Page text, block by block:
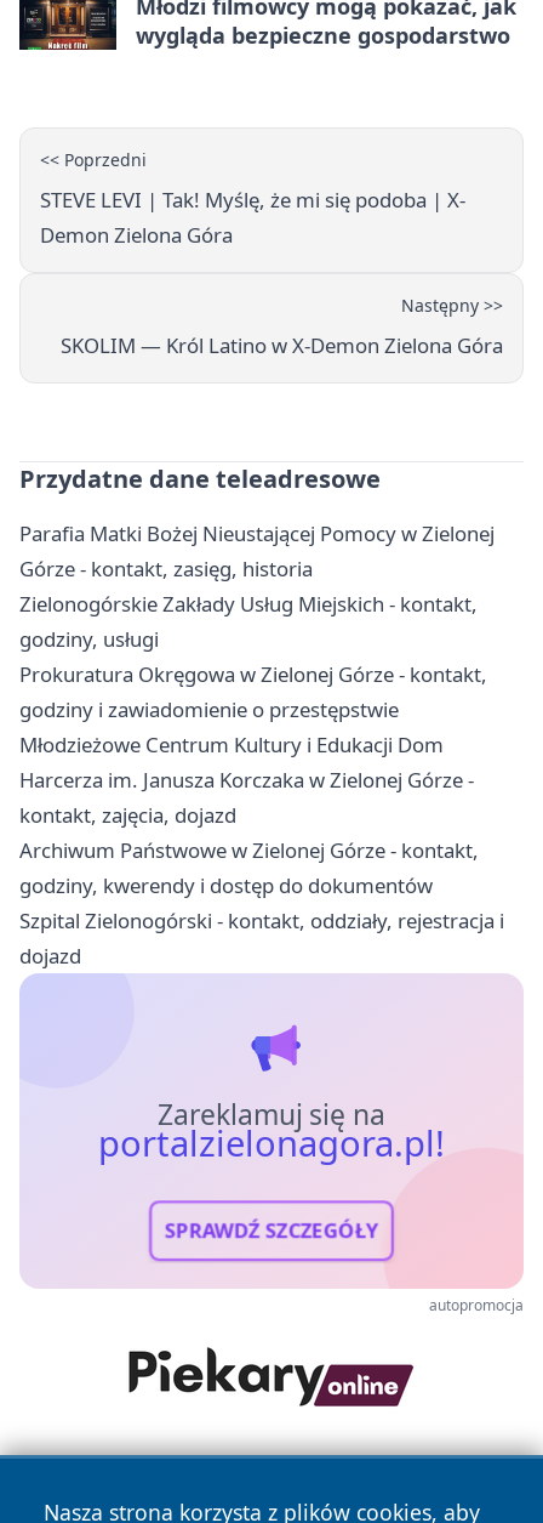
wygląda bezpieczne gospodarstwo
<< Poprzedni
STEVE LEVI | Tak! Myślę, że mi się podoba | X-
Demon Zielona Góra
Następny >>
SKOLIM — Król Latino w X-Demon Zielona Góra
Przydatne dane teleadresowe
Parafia Matki Bożej Nieustającej Pomocy w Zielonej
Górze - kontakt, zasięg, historia
Zielonogórskie Zakłady Usług Miejskich - kontakt,
godziny, usługi
Prokuratura Okręgowa w Zielonej Górze - kontakt,
godziny i zawiadomienie o przestępstwie
Młodzieżowe Centrum Kultury i Edukacji Dom
Harcerza im. Janusza Korczaka w Zielonej Górze -
kontakt, zajęcia, dojazd
Archiwum Państwowe w Zielonej Górze - kontakt,
godziny, kwerendy i dostęp do dokumentów
Szpital Zielonogórski - kontakt, oddziały, rejestracja i
dojazd
Zareklamuj się na
portalzielonagora.pl!
SPRAWDŹ SZCZEGÓŁY
autopromocja
Nasza strona korzysta z plików cookies, aby